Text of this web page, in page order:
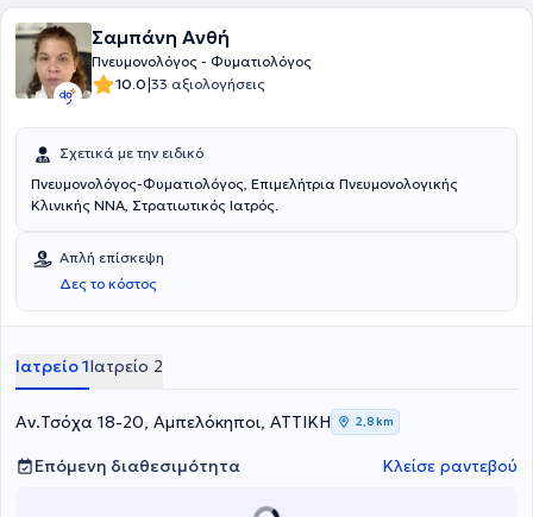
επιστημονικός συνεργάτης στην Ογκολογική Μονάδα της Γ'
Πανεπιστημιακής Παθολογικής Κλινικής του Γενικού Νοσοκομείου
Νοσημάτων Θώρακος Αθηνών "Η Σωτηρία".
Σαμπάνη Ανθή
Πνευμονολόγος - Φυματιολόγος
10.0|33 αξιολογήσεις
Σχετικά με την ειδικό
Πνευμονολόγος-Φυματιολόγος, Επιμελήτρια Πνευμονολογικής
Κλινικής ΝΝΑ, Στρατιωτικός Ιατρός.
Απλή επίσκεψη
Δες το κόστος
Ιατρείο 1Ιατρείο 2
Αν.Τσόχα 18-20, Αμπελόκηποι, ΑΤΤΙΚΗ 2,8 km
Επόμενη διαθεσιμότητα Κλείσε ραντεβού